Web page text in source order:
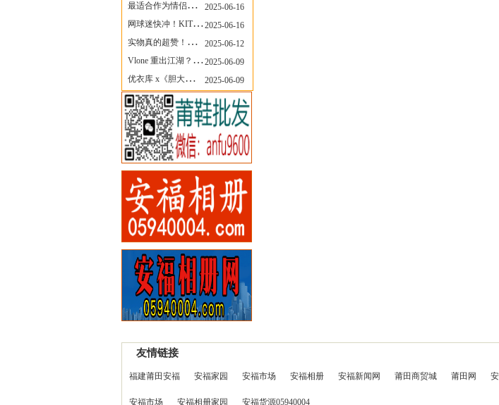
最适合作为情侣鞋的New Balance 1906 Loafer出现了！
2025-06-16
网球迷快冲！KITH x Wilson 限量球拍太会设计了
2025-06-16
实物真的超赞！NB 新款 2010 新配色
2025-06-12
Vlone 重出江湖？突然又要联名，谁能想到！
2025-06-09
优衣库 x《胆大党》新品公布，第二季联动周边来了！
2025-06-09
友情链接
福建莆田安福 安福家园 安福市场 安福相册 安福新闻网 莆田商贸城 莆田网
安福市场 安福相册家园 安福货源05940004